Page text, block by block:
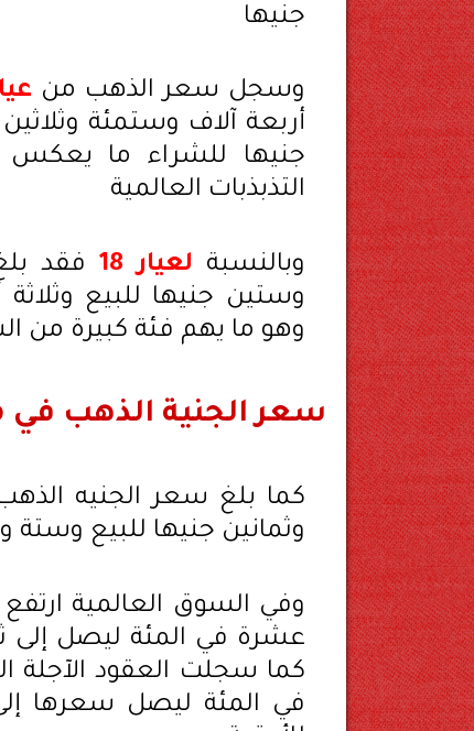
جنيها
وسجل سعر الذهب من
أربعة آلاف وستمئة
جنيها للشراء ما يعكس
التذبذبات العالمية
وبالنسبة لعيار 18
فقد
وستين جنيها للبيع
وهو ما يهم فئة كبيرة من
سعر الجنية الذهب
كما بلغ سعر الجنيه
وثمانين جنيها للبيع وستة
وفي السوق العالمية
عشرة في المئة ليصل إلى
كما سجلت العقود الآجلة
في المئة ليصل سعرها إلى